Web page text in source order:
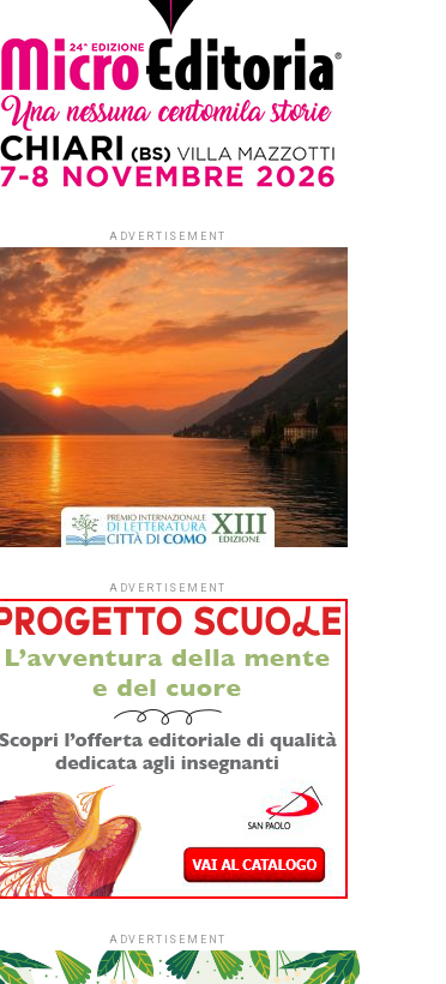
ADVERTISEMENT
ADVERTISEMENT
ADVERTISEMENT